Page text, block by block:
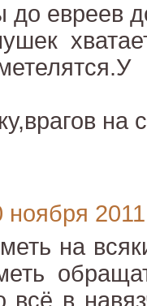
евреев
на
ноября 2011
на
всё в